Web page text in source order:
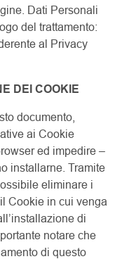
Dati Personali
del trattamento:
al Privacy
DEI COOKIE
documento,
ai Cookie
ed impedire –
installarne. Tramite
eliminare i
Cookie in cui venga
di
notare che
di questo